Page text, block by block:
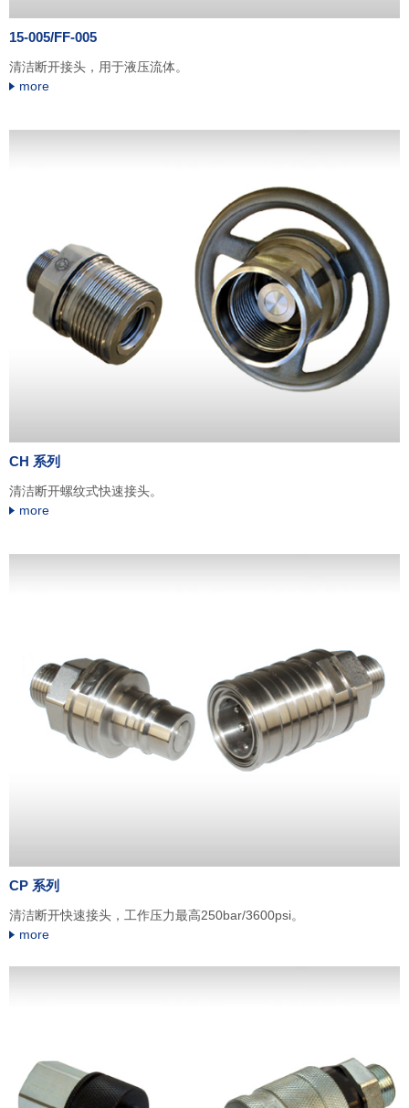
15-005/FF-005
清洁断开接头，用于液压流体。
more
CH 系列
清洁断开螺纹式快速接头。
more
CP 系列
清洁断开快速接头，工作压力最高250bar/3600psi。
more